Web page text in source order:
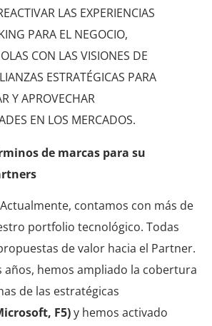
LAS EXPERIENCIAS
PARA EL NEGOCIO,
CON LAS VISIONES DE
ESTRATÉGICAS PARA
Y APROVECHAR
EN LOS MERCADOS.
de marcas para su
contamos con más de
portfolio tecnológico. Todas
de valor hacia el Partner.
años, hemos ampliado la cobertura
de las estratégicas
F5)y hemos activado